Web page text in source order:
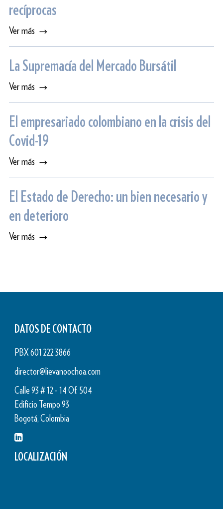
recíprocas
Ver más
La Supremacía del Mercado Bursátil
Ver más
El empresariado colombiano en la crisis del
Covid-19
Ver más
El Estado de Derecho: un bien necesario y
en deterioro
Ver más
DATOS DE CONTACTO
PBX 601 222 3866
director@lievanoochoa.com
Calle 93 # 12 - 14 Of. 504
Edificio Tempo 93
Bogotá, Colombia
LOCALIZACIÓN